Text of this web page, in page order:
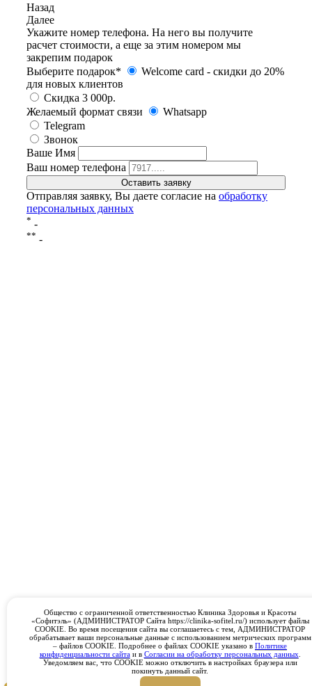
Назад
Далее
Укажите номер телефона. На него вы получите
расчет стоимости, а еще за этим номером мы
закрепим подарок
Выберите подарок*
Welcome card - cкидки до 20%
для новых клиентов
Скидка 3 000р.
Желаемый формат связи
Whatsapp
Telegram
Звонок
Ваше Имя
Ваш номер телефона
Отправляя заявку, Вы даете согласие на обработку
персональных данных
* -
** -
Общество с ограниченной ответственностью Клиника Здоровья и Красоты
«Софитэль» (АДМИНИСТРАТОР Сайта https://clinika-sofitel.ru/) использует файлы
COOKIE. Во время посещения сайта вы соглашаетесь с тем, АДМИНИСТРАТОР
обрабатывает ваши персональные данные с использованием метрических программ
– файлов COOKIE. Подробнее о файлах COOKIE указано в Политике
конфиденциальности сайтаи в Согласии на обработку персональных данных
Уведомляем вас, что COOKIE можно отключить в настройках браузера или
покинуть данный сайт.